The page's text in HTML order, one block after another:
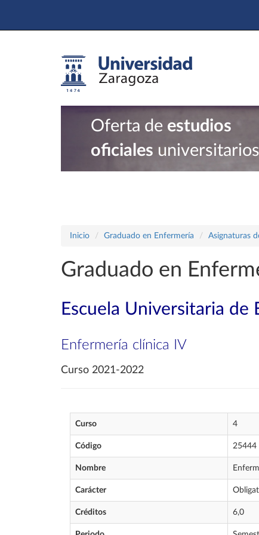
Oferta de estudios
oficiales universitarios
Inicio Graduado en Enfermería Asignaturas
Graduado en
Escuela Universitaria de
Enfermería clínica IV
Curso 2021-2022
Curso 4
Código 25444
Nombre
Carácter
Créditos 6,0